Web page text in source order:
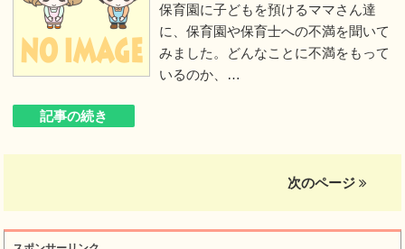
保育園に子どもを預けるママさん達
に、保育園や保育士への不満を聞いて
みました。どんなことに不満をもって
いるのか、…
記事の続き
次のページ